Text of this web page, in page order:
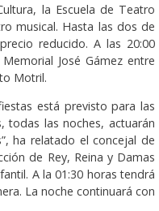
la Escuela de Teatro
musical. Hasta las dos de
reducido. A las 20:00
José Gámez entre
Motril.
está previsto para las
todas las noches, actuarán
ha relatado el concejal de
de Rey, Reina y Damas
A la 01:30 horas tendrá
La noche continuará con